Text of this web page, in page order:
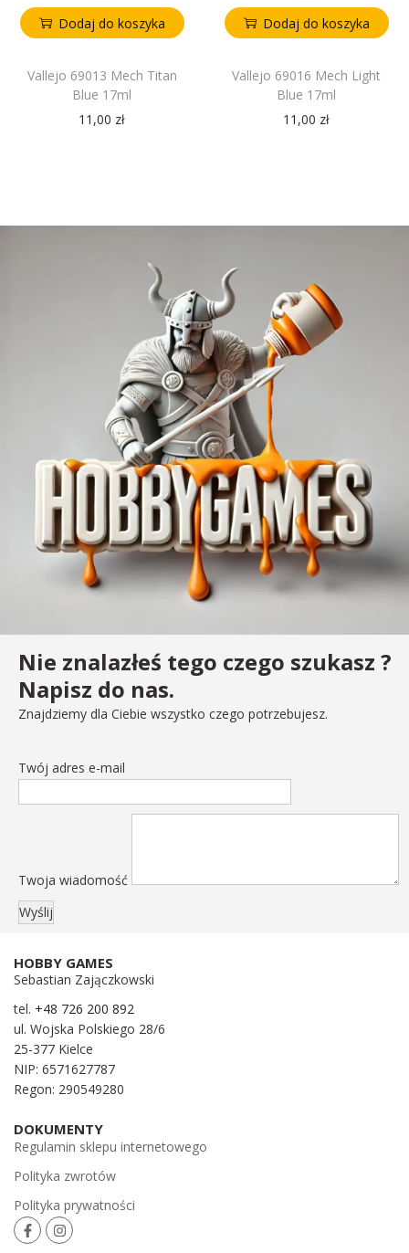
Dodaj do koszyka
Vallejo 69013 Mech Titan
Blue 17ml
11,00 zł
Dodaj do koszyka
Vallejo 69016 Mech Light
Blue 17ml
11,00 zł
Nie znalazłeś tego czego szukasz ?
Napisz do nas.
Znajdziemy dla Ciebie wszystko czego potrzebujesz.
Twój adres e-mail
Twoja wiadomość
HOBBY GAMES
Sebastian Zajączkowski
tel. +48 726 200 892
ul. Wojska Polskiego 28/6
25-377 Kielce
NIP: 6571627787
Regon: 290549280
DOKUMENTY
Regulamin sklepu internetowego
Polityka zwrotów
Polityka prywatności